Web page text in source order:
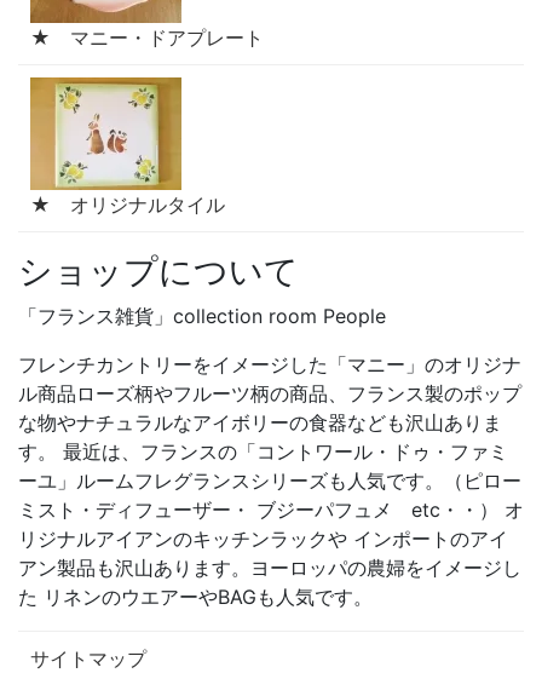
★ マニー・ドアプレート
★ オリジナルタイル
ショップについて
「フランス雑貨」collection room People
フレンチカントリーをイメージした「マニー」のオリジナ
ル商品ローズ柄やフルーツ柄の商品、フランス製のポップ
な物やナチュラルなアイボリーの食器なども沢山ありま
す。 最近は、フランスの「コントワール・ドゥ・ファミ
ーユ」ルームフレグランスシリーズも人気です。（ピロー
ミスト・ディフューザー・ ブジーパフュメ etc・・） オ
リジナルアイアンのキッチンラックや インポートのアイ
アン製品も沢山あります。ヨーロッパの農婦をイメージし
た リネンのウエアーやBAGも人気です。
サイトマップ